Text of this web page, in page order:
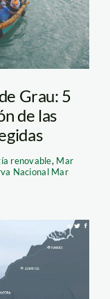
Grau: 5
de las
renovable, Mar
Nacional Mar